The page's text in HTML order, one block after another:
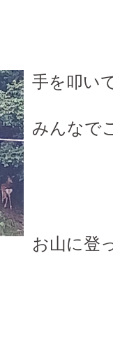
手を叩い
みんなで
お山に登